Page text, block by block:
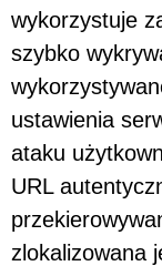
wykorzystuje
szybko
ustawienia
ataku
URL
zlokalizowana